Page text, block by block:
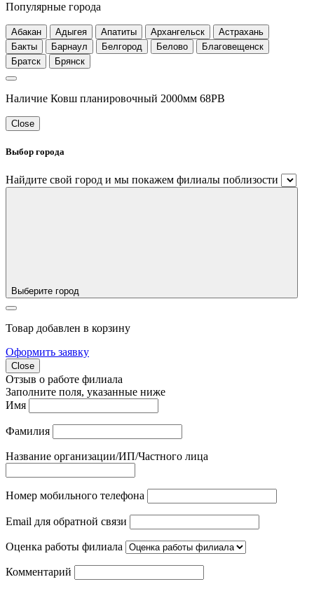
Популярные города
Абакан Адыгея Апатиты Архангельск
Астрахань
Бакты
Барнаул Белгород Белово
Благовещенск
Братск
Брянск
Наличие Ковш планировочный 2000мм 68PB
Close
Выбор города
Найдите свой город и мы покажем филиалы поблизости
Выберите город
Товар добавлен в корзину
Оформить заявку
Close
Отзыв о работе филиала
Заполните поля, указанные ниже
Имя
Фамилия
Название организации/ИП/Частного лица
Номер мобильного телефона
Email для обратной связи
Оценка работы филиала
Комментарий